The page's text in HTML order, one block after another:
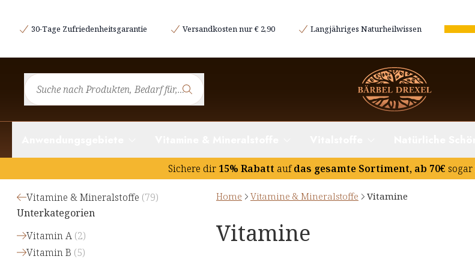
30-Tage Zufriedenheitsgarantie Versandkosten nur € 2,90 Langjähriges Naturheilwissen
Sichere dir 15% Rabatt aufdas gesamte Sortiment, ab 70€ sogar
Vitamine & Mineralstoffe (79)
Unterkategorien
Vitamin A (2)
Vitamin B (5)
Home Vitamine & Mineralstoffe Vitamine
Vitamine